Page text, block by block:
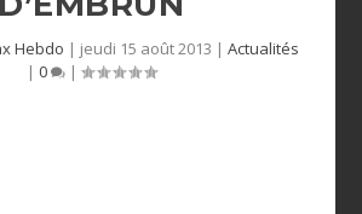
Hebdo | jeudi 15 août 2013 | Actualités
| 0 |